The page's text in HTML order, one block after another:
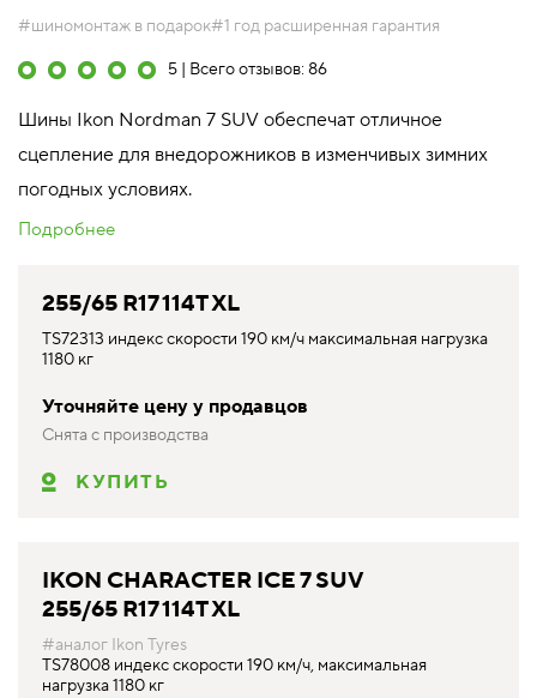
#шиномонтаж в подарок#1 год расширенная гарантия
5 | Всего отзывов: 86
Шины Ikon Nordman 7 SUV обеспечат отличное
сцепление для внедорожников в изменчивых зимних
погодных условиях.
Подробнее
255/65 R17 114T XL
TS72313 индекс скорости 190 км/ч максимальная нагрузка
1180 кг
Уточняйте цену у продавцов
Снята с производства
КУПИТЬ
IKON CHARACTER ICE 7 SUV
255/65 R17 114T XL
#аналог Ikon Tyres
TS78008 индекс скорости 190 км/ч, максимальная
нагрузка 1180 кг